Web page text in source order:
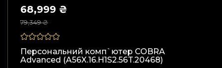
79,349 ₴
68,999 ₴
Персональний комп`ютер COBRA
Advanced (A56X.16.H1S2.56T.20468)